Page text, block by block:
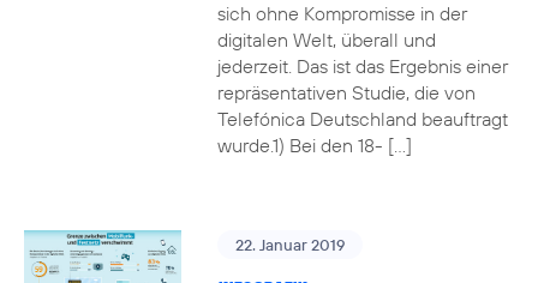
sich ohne Kompromisse in der
digitalen Welt, überall und
jederzeit. Das ist das Ergebnis einer
repräsentativen Studie, die von
Telefónica Deutschland beauftragt
wurde.1) Bei den 18- […]
22. Januar 2019